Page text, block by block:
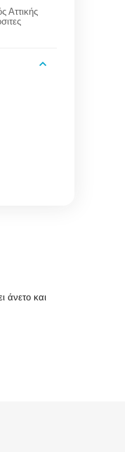
Αττικής
άνετο και